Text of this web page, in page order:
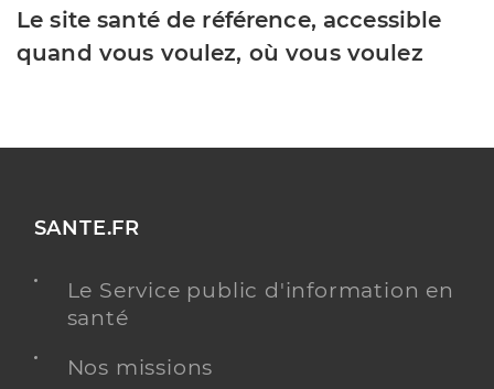
Le site santé de référence, accessible
quand vous voulez, où vous voulez
SANTE.FR
Le Service public d'information en
santé
Nos missions